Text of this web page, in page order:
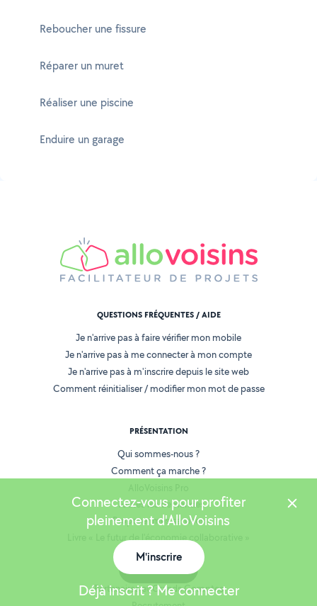
Reboucher une fissure
Réparer un muret
Réaliser une piscine
Enduire un garage
QUESTIONS FRÉQUENTES / AIDE
Je n'arrive pas à faire vérifier mon mobile
Je n'arrive pas à me connecter à mon compte
Je n'arrive pas à m'inscrire depuis le site web
Comment réinitialiser / modifier mon mot de passe
PRÉSENTATION
Qui sommes-nous ?
Comment ça marche ?
Toutes les demandes
Proposer mes services
Livre « Le futur de l'économie collaborative »
AlloVoisins en France
Espace presse
Partenaires et Grands Comptes
Connectez-vous pour profiter
pleinement d'AlloVoisins
M'inscrire
Déjà inscrit ? Me connecter